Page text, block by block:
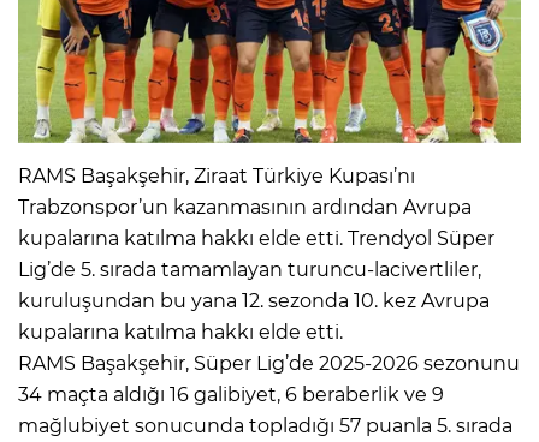
RAMS Başakşehir, Ziraat Türkiye Kupası’nı
Trabzonspor’un kazanmasının ardından Avrupa
kupalarına katılma hakkı elde etti. Trendyol Süper
Lig’de 5. sırada tamamlayan turuncu-lacivertliler,
kuruluşundan bu yana 12. sezonda 10. kez Avrupa
kupalarına katılma hakkı elde etti.
RAMS Başakşehir, Süper Lig’de 2025-2026 sezonunu
34 maçta aldığı 16 galibiyet, 6 beraberlik ve 9
mağlubiyet sonucunda topladığı 57 puanla 5. sırada